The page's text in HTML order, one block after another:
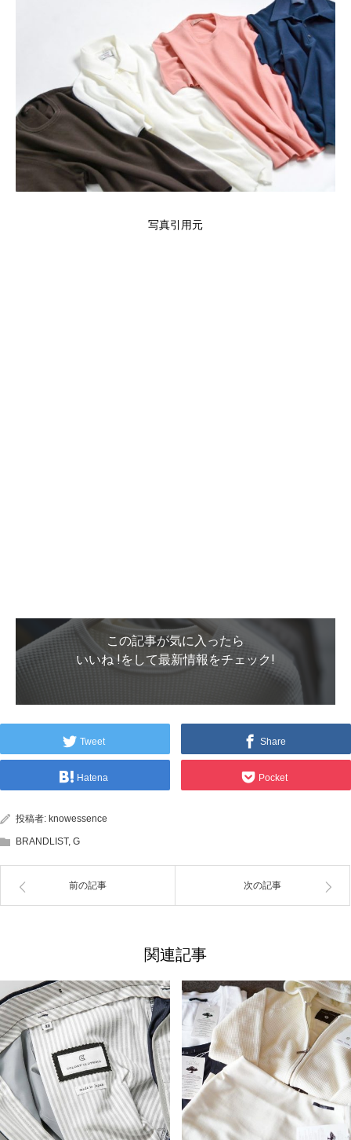
写真引用元
この記事が気に入ったら
いいね !をして最新情報をチェック!
Tweet Share
Hatena Pocket
投稿者: knowessence
BRANDLIST, G
前の記事 次の記事
関連記事